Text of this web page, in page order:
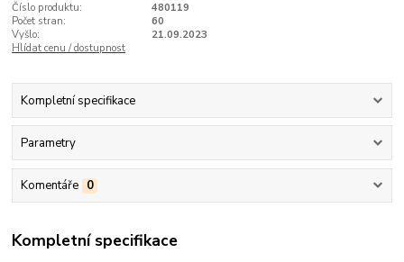
Číslo produktu:
480119
Počet stran:
60
Vyšlo:
21.09.2023
Hlídat cenu / dostupnost
Kompletní specifikace
Parametry
Komentáře 0
Kompletní specifikace